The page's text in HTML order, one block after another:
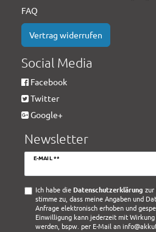
FAQ
Vertrag widerrufen
Social Media
Facebook
Twitter
Google+
Newsletter
E-MAIL **
Newsletter
Ich habe die Daten­schutz­erklärung zur
stimme zu, dass meine Angaben und
Anfrage elektronisch erhoben und
Einwilligung kann jederzeit mit
werden, bspw. per E-Mail an